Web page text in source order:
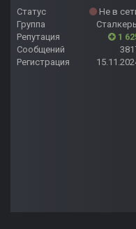
Статус
Не в
Группа
Репутация
1
Сообщений
Регистрация